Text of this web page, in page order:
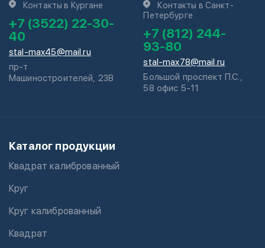
Контакты в Кургане
+7 (3522) 22-30-
40
stal-max45@mail.ru
пр-т
Машиностроителей, 23В
Контакты в Санкт-
Петербурге
+7 (812) 244-
93-80
stal-max78@mail.ru
Большой проспект П.С.,
58 офис 5-11
Каталог продукции
Квадрат калиброванный
Круг
Круг калиброванный
Квадрат